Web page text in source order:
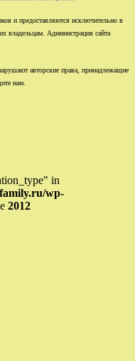
и предоставляются исключительно в
владельцам. Администрация сайта
авторские права, принадлежащие
нам.
in
wp-
2012